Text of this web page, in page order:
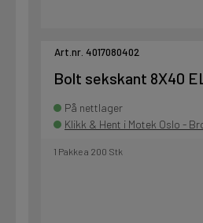
Art.nr. 4017080402
Bolt sekskant 8X40
På nettlager
Klikk & Hent i Motek Oslo -
1 Pakke a 200 Stk